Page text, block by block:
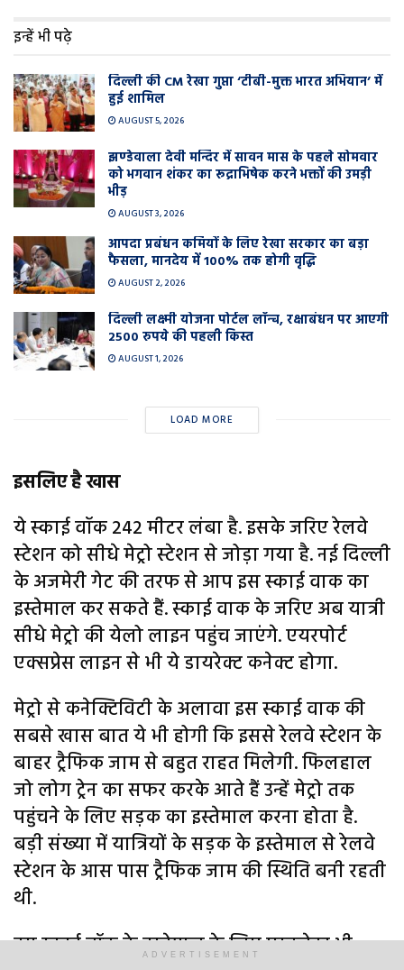
इन्हें भी पढ़े
दिल्ली की CM रेखा गुप्ता ‘टीबी-मुक्त भारत अभियान’ में
हुई शामिल
AUGUST 5, 2026
झण्डेवाला देवी मन्दिर में सावन मास के पहले सोमवार
को भगवान शंकर का रूद्राभिषेक करने भक्तों की उमड़ी
भीड़
AUGUST 3, 2026
आपदा प्रबंधन कर्मियों के लिए रेखा सरकार का बड़ा
फैसला, मानदेय में 100% तक होगी वृद्धि
AUGUST 2, 2026
दिल्ली लक्ष्मी योजना पोर्टल लॉन्च, रक्षाबंधन पर आएगी
2500 रुपये की पहली किस्त
AUGUST 1, 2026
LOAD MORE
इसलिए है खास
ये स्काई वॉक 242 मीटर लंबा है. इसके जरिए रेलवे
स्टेशन को सीधे मेट्रो स्टेशन से जोड़ा गया है. नई दिल्ली
के अजमेरी गेट की तरफ से आप इस स्काई वाक का
इस्तेमाल कर सकते हैं. स्काई वाक के जरिए अब यात्री
सीधे मेट्रो की येलो लाइन पहुंच जाएंगे. एयरपोर्ट
एक्सप्रेस लाइन से भी ये डायरेक्ट कनेक्ट होगा.
मेट्रो से कनेक्टिविटी के अलावा इस स्काई वाक की
सबसे खास बात ये भी होगी कि इससे रेलवे स्टेशन के
बाहर ट्रैफिक जाम से बहुत राहत मिलेगी. फिलहाल
जो लोग ट्रेन का सफर करके आते हैं उन्हें मेट्रो तक
पहुंचने के लिए सड़क का इस्तेमाल करना होता है.
बड़ी संख्या में यात्रियों के सड़क के इस्तेमाल से रेलवे
स्टेशन के आस पास ट्रैफिक जाम की स्थिति बनी रहती
थी.
इस स्काई वॉक के इस्तेमाल के लिए एस्क्लेटर भी
ADVERTISEMENT